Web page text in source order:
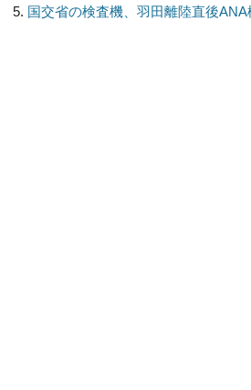
国交省の検査機、羽田離陸直後